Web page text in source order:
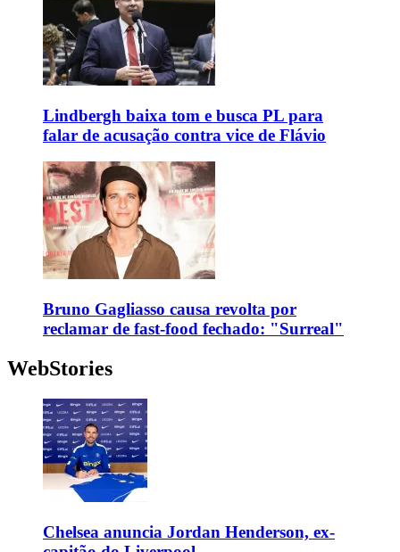
Lindbergh baixa tom e busca PL para
falar de acusação contra vice de Flávio
Bruno Gagliasso causa revolta por
reclamar de fast-food fechado: "Surreal"
WebStories
Chelsea anuncia Jordan Henderson, ex-